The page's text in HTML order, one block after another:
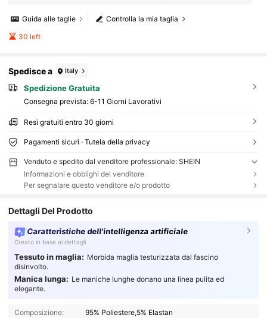
Controlla la mia taglia
Guida alle taglie
30 left
Spedisce a Italy
Spedizione Gratuita
Consegna prevista: 6-11 Giorni Lavorativi
Resi gratuiti entro 30 giorni
Pagamenti sicuri · Tutela della privacy
Venduto e spedito dal venditore professionale: SHEIN
Informazioni e obblighi del venditore
Per segnalare questo venditore e/o prodotto
Dettagli Del Prodotto
Caratteristiche dell'intelligenza artificiale
Creato in base ai dettagli
Tessuto in maglia: Morbida maglia testurizzata dal fascino
disinvolto.
Manica lunga: Le maniche lunghe donano una linea pulita ed
elegante.
Composizione: 95% Poliestere,5% Elastan